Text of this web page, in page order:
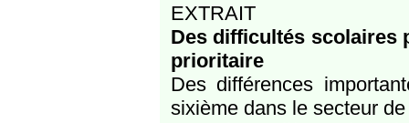
EXTRAIT
Des difficultés scolaires
prioritaire
Des différences
sixième dans le secteur